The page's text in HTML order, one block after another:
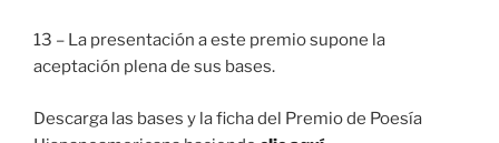
13 – La presentación a este premio supone la
aceptación plena de sus bases.
Descarga las bases y la ficha del Premio de Poesía